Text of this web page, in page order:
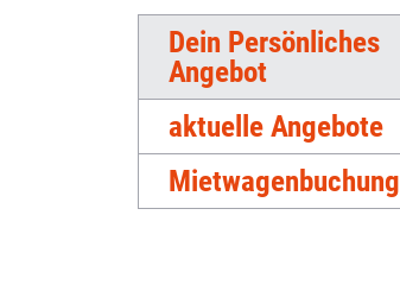
Dein Persönliches
Angebot
aktuelle Angebote
Mietwagenbuchung